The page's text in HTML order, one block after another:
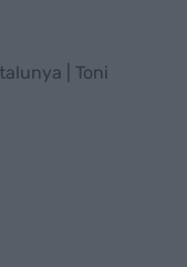
| Toni